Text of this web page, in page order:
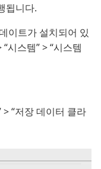
됩니다.
이트가 설치되어 있
시스템” > “시스템
“저장 데이터 클라